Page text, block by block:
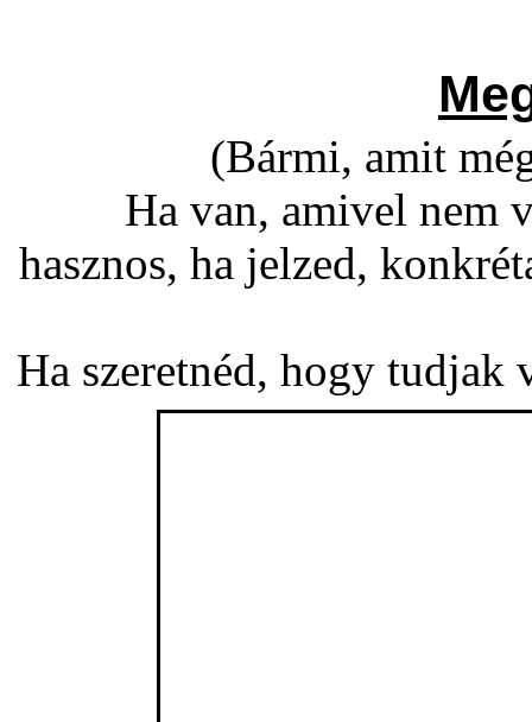
(Bármi, amit
Ha van, amivel nem
hasznos, ha jelzed,
Ha szeretnéd, hogy